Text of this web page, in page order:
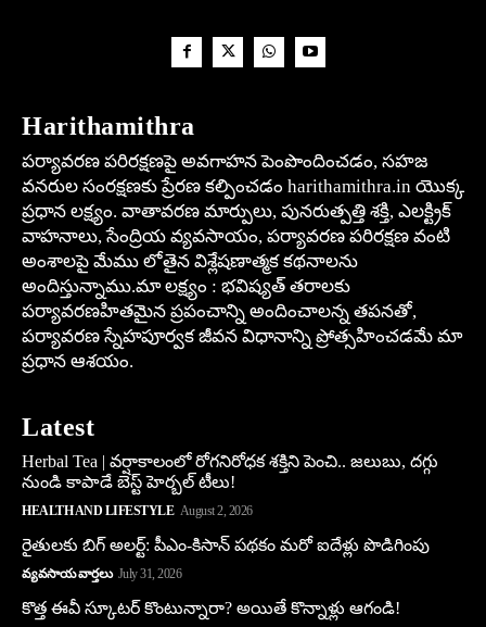
Harithamithra
పర్యావరణ పరిరక్షణపై అవగాహన పెంపొందించడం, సహజ
వనరుల సంరక్షణకు ప్రేరణ కల్పించడం harithamithra.in యొక్క
ప్రధాన లక్ష్యం. వాతావరణ మార్పులు, పునరుత్పత్తి శక్తి, ఎలక్ట్రిక్
వాహనాలు, సేంద్రియ వ్యవసాయం, పర్యావరణ పరిరక్షణ వంటి
అంశాలపై మేము లోతైన విశ్లేషణాత్మక కథనాలను
అందిస్తున్నాము.మా లక్ష్యం : భవిష్యత్ తరాలకు
పర్యావరణహితమైన ప్రపంచాన్ని అందించాలన్న తపనతో,
పర్యావరణ స్నేహపూర్వక జీవన విధానాన్ని ప్రోత్సహించడమే మా
ప్రధాన ఆశయం.
Latest
Herbal Tea | వర్షాకాలంలో రోగనిరోధక శక్తిని పెంచి.. జలుబు, దగ్గు
నుండి కాపాడే బెస్ట్ హెర్బల్ టీలు!
HEALTH AND LIFESTYLE August 2, 2026
రైతులకు బిగ్ అలర్ట్: పీఎం-కిసాన్ పథకం మరో ఐదేళ్లు పొడిగింపు
వ్యవసాయ వార్తలు July 31, 2026
కొత్త ఈవీ స్కూట‌ర్ కొంటున్నారా? అయితే కొన్నాళ్లు ఆగండి!